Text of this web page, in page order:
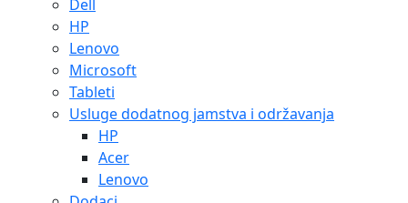
Dell
HP
Lenovo
Microsoft
Tableti
Usluge dodatnog jamstva i održavanja
HP
Acer
Lenovo